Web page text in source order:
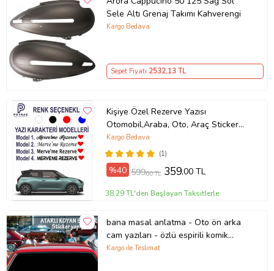
Sele Altı Grenaj Takımı Kahverengi
Kargo Bedava
Sepet Fiyatı 2532,13 TL
Kişiye Özel Rezerve Yazısı
Otomobil,Araba, Oto, Araç Sticker
(Parlak Beyaz)
(1)
Kargo Bedava
%40 599,00 TL 359,00 TL
38,29 TL'den Başlayan Taksitlerle
bana masal anlatma - Oto ön arka
cam yazıları - özlü espirili komik
türkçe koyan sözler
Kargo ile Teslimat